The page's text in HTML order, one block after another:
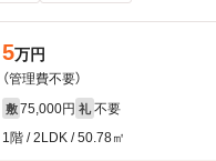
5万円
（管理費不要）
敷 75,000円 礼 不要
1階 / 2LDK / 50.78㎡